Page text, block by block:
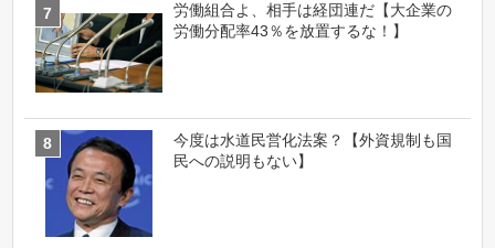
労働組合よ、相手は経団連だ【大企業の
労働分配率43％を放置するな！】
今度は水道民営化法案？【外資規制も国
民への説明もない】